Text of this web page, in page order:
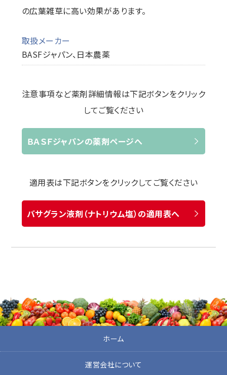
の広葉雑草に高い効果があります。
取扱メーカー
BASFジャパン、日本農薬
注意事項など薬剤詳細情報は下記ボタンをクリック
してご覧ください
ＢＡＳＦジャパンの薬剤ページへ
適用表は下記ボタンをクリックしてご覧ください
バサグラン液剤（ナトリウム塩）の適用表へ
ホーム
運営会社について